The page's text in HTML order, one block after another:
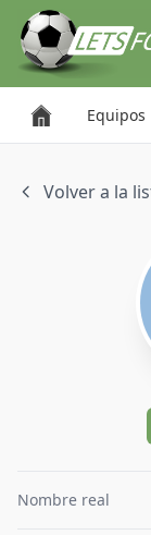
Equipos
Volver a la
Nombre real
Panel de gestión